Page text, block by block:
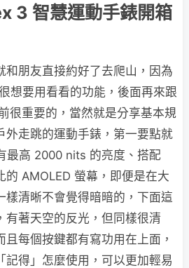
3 智慧運動手錶開箱
和朋友直接約好了去爬山，因為
想要用看看的功能，後面再來跟
很重要的，當然就是分享基本規
外走跳的運動手錶，第一要點就
最高 2000 nits 的亮度、搭配
的 AMOLED 螢幕，即便是在大
樣清晰不會覺得暗暗的，下面這
有著天空的反光，但同樣很清
每個按鍵都有寫功用在上面，
記得」怎麼使用，可以更加輕易